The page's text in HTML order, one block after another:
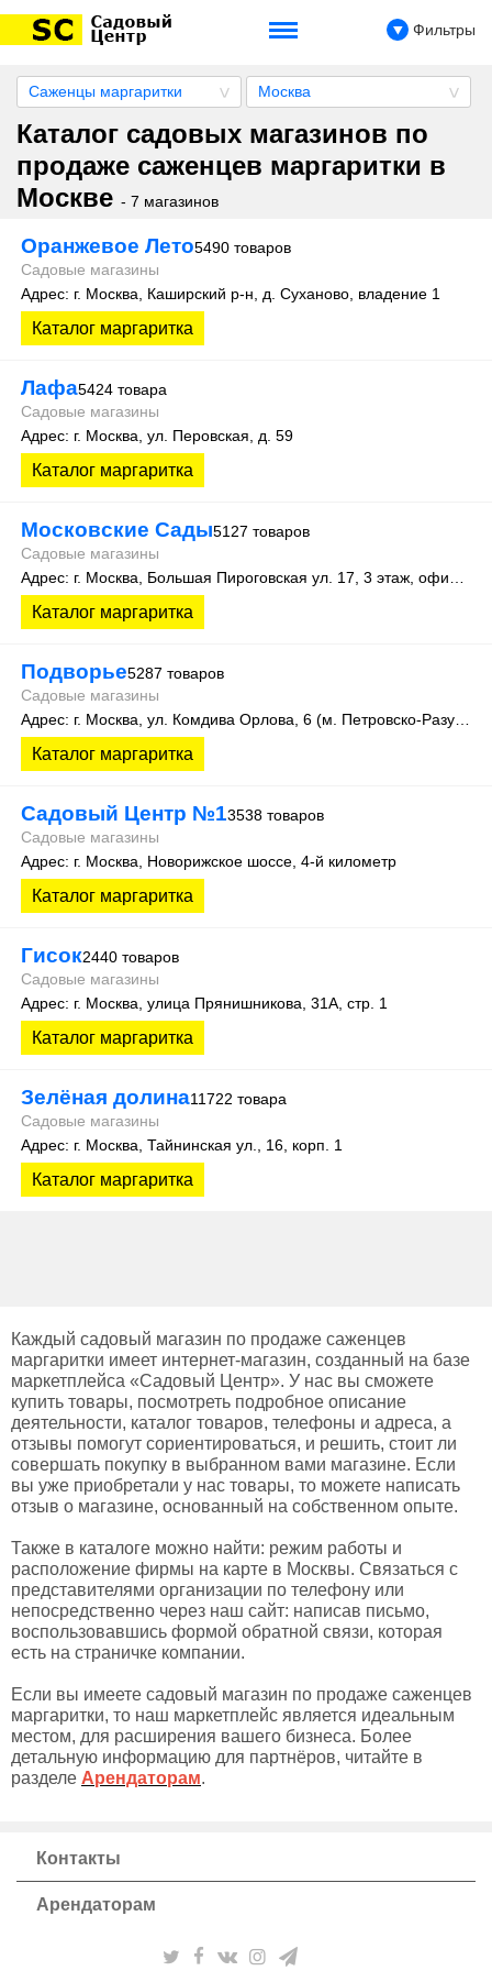
Фильтры
Саженцы маргаритки Москва
Каталог садовых магазинов по
продаже саженцев маргаритки в
Москве - 7 магазинов
Оранжевое Лето5490 товаров
Садовые магазины
Адрес: г. Москва, Каширский р-н, д. Суханово, владение 1
Каталог маргаритка
Лафа5424 товара
Садовые магазины
Адрес: г. Москва, ул. Перовская, д. 59
Каталог маргаритка
Московские Сады5127 товаров
Садовые магазины
Каталог маргаритка
Подворье5287 товаров
Садовые магазины
Каталог маргаритка
Садовый Центр №13538 товаров
Садовые магазины
Адрес: г. Москва, Новорижское шоссе, 4-й километр
Каталог маргаритка
Гисок2440 товаров
Садовые магазины
Адрес: г. Москва, улица Прянишникова, 31А, стр. 1
Каталог маргаритка
Зелёная долина11722 товара
Садовые магазины
Адрес: г. Москва, Тайнинская ул., 16, корп. 1
Каталог маргаритка
Каждый садовый магазин по продаже саженцев
маргаритки имеет интернет-магазин, созданный на базе
маркетплейса «Садовый Центр». У нас вы сможете
купить товары, посмотреть подробное описание
деятельности, каталог товаров, телефоны и адреса, а
отзывы помогут сориентироваться, и решить, стоит ли
совершать покупку в выбранном вами магазине. Если
вы уже приобретали у нас товары, то можете написать
отзыв о магазине, основанный на собственном опыте.
Также в каталоге можно найти: режим работы и
расположение фирмы на карте в Москвы. Связаться с
представителями организации по телефону или
непосредственно через наш сайт: написав письмо,
воспользовавшись формой обратной связи, которая
есть на страничке компании.
Если вы имеете садовый магазин по продаже саженцев
маргаритки, то наш маркетплейс является идеальным
местом, для расширения вашего бизнеса. Более
детальную информацию для партнёров, читайте в
разделе Арендаторам.
Контакты
Арендаторам